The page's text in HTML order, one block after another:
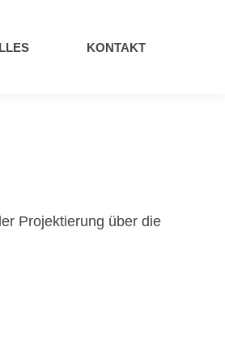
KONTAKT
Projektierung über die